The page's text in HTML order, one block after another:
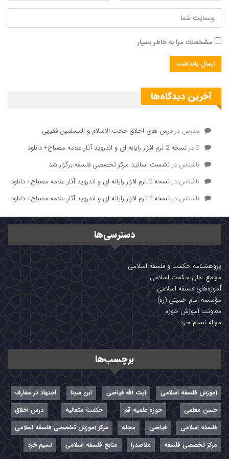
مرکز آموزش تخصصی فلسفه اسلامی به ایشان
صمیمانه و با افتخار تبرک گفته و امید است تلاش
های ایشان مورد رضایت حضرت بقیت الله الاعظم
قرار گیرد. توفیقات روزافزون را برای ایشان از درگاه
الهی خواستاریم.
مشخصات مرا به خاطر بسپار
آخرین دیدگاه‌ها
مدرس در درس های اخلاق حجت الاسلام و المسلمین فقیهی
Sدر نسخه 2 نرم افزار رایانه ای و اندروید آثار علامه مصباح+ دانلود
ناشناس در نشست اساتید مرکز تخصصی فلسفه برگزار شد
ناشناس در نسخه 2 نرم افزار رایانه ای و اندروید آثار علامه مصباح+ دانلود
ناشناس در نسخه 2 نرم افزار رایانه ای و اندروید آثار علامه مصباح+ دانلود
دسترسی‌ها
پژوهشنامه حکمت و فلسفه اسلامی
مجمع عالی حکمت اسلامی
آموزه‌های فلسفه اسلامی
مؤسسه امام خمینی (ره)
معاونت آموزش حوزه
مجله نسیم خرد
برچسب‌ها
آموزش فلسفه اسلامی آیت الله فیاضی ابن سینا
اجتهاد در معارف
حسن معلمی
حوزه علمیه قم حکمت متعالیه
درس اخلاق
فلسفه اسلامی
فیاضی مجله
مرکز آموزش تخصصی فلسفه اسلامی
مرکز تخصصی فلسفه
ملاصدرا منابع فلسفه اسلامی نسیم خرد